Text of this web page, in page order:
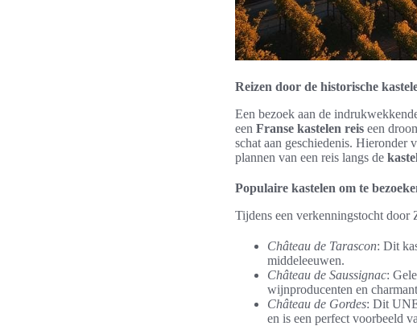
Reizen door de historische
Een bezoek aan de
een Franse kastelen reis een
schat aan geschiedenis. Hieronder
plannen van een reis langs de
Populaire kastelen om te
Tijdens een verkenningstocht door
Château de Tarascon: Dit
middeleeuwen.
Château de Saussignac:
wijnproducenten en
Château de Gordes: Dit
en is een perfect voorbeeld